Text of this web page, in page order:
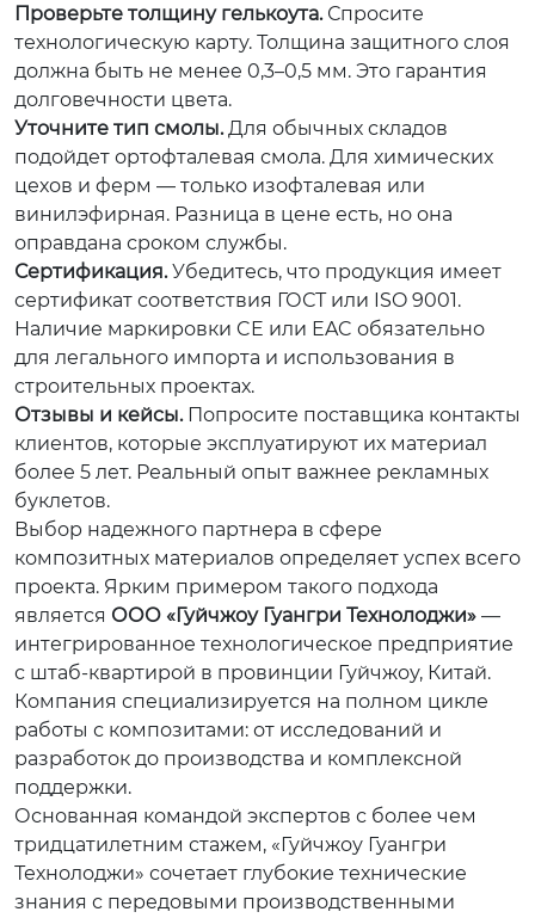
Проверьте толщину гелькоута.Спросите
технологическую карту. Толщина защитного слоя
должна быть не менее 0,3–0,5 мм. Это гарантия
долговечности цвета.
Уточните тип смолы.Для обычных складов
подойдет ортофталевая смола. Для химических
цехов и ферм — только изофталевая или
винилэфирная. Разница в цене есть, но она
оправдана сроком службы.
Сертификация.Убедитесь, что продукция имеет
сертификат соответствия ГОСТ или ISO 9001.
Наличие маркировки CE или EAC обязательно
для легального импорта и использования в
строительных проектах.
Отзывы и кейсы.Попросите поставщика контакты
клиентов, которые эксплуатируют их материал
более 5 лет. Реальный опыт важнее рекламных
буклетов.
Выбор надежного партнера в сфере
композитных материалов определяет успех всего
проекта. Ярким примером такого подхода
является ООО «Гуйчжоу Гуангри Технолоджи» —
интегрированное технологическое предприятие
с штаб-квартирой в провинции Гуйчжоу, Китай.
Компания специализируется на полном цикле
работы с композитами: от исследований и
разработок до производства и комплексной
поддержки.
Основанная командой экспертов с более чем
тридцатилетним стажем, «Гуйчжоу Гуангри
Технолоджи» сочетает глубокие технические
знания с передовыми производственными